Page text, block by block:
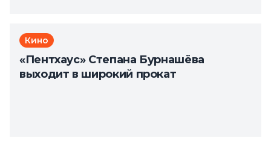
Кино
«Пентхаус» Степана Бурнашёва
выходит в широкий прокат